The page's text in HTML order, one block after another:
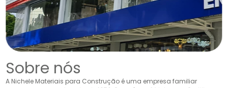
Sobre nós
A Nichele Materiais para Construção é uma empresa familiar